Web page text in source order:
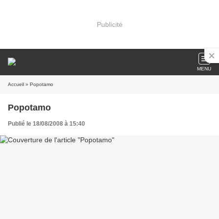
Publicité
MENU
Accueil » Popotamo
Popotamo
Publié le 18/08/2008 à 15:40